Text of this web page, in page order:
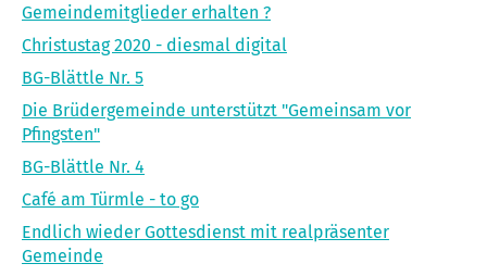
Gemeindemitglieder erhalten ?
Christustag 2020 - diesmal digital
BG-Blättle Nr. 5
Die Brüdergemeinde unterstützt "Gemeinsam vor
Pfingsten"
BG-Blättle Nr. 4
Café am Türmle - to go
Endlich wieder Gottesdienst mit realpräsenter
Gemeinde